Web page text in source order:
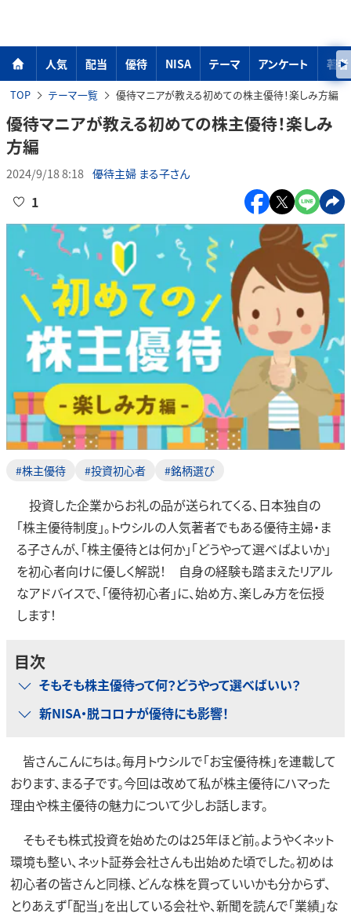
人気 配当 優待 NISA テーマ アンケート 著者
TOP テーマ一覧 優待マニアが教える初めての株主優待！楽しみ方編
優待マニアが教える初めての株主優待！楽しみ
方編
2024/9/18 8:18 優待主婦 まる子さん
1
#株主優待 #投資初心者 #銘柄選び
投資した企業からお礼の品が送られてくる、日本独自の
「株主優待制度」。トウシルの人気著者でもある優待主婦・ま
る子さんが、「株主優待とは何か」「どうやって選べばよいか」
を初心者向けに優しく解説！ 自身の経験も踏まえたリアル
なアドバイスで、「優待初心者」に、始め方、楽しみ方を伝授
します！
目次
そもそも株主優待って何？どうやって選べばいい？
新NISA・脱コロナが優待にも影響！
皆さんこんにちは。毎月トウシルで「お宝優待株」を連載して
おります、まる子です。今回は改めて私が株主優待にハマった
理由や株主優待の魅力について少しお話します。
そもそも株式投資を始めたのは25年ほど前。ようやくネット
環境も整い、ネット証券会社さんも出始めた頃でした。初めは
初心者の皆さんと同様、どんな株を買っていいかも分からず、
とりあえず「配当」を出している会社や、新聞を読んで「業績」な